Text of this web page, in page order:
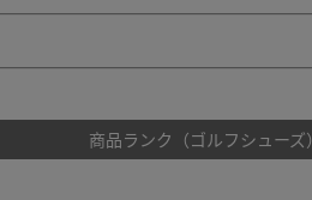
商品ランク（ゴルフシューズ）